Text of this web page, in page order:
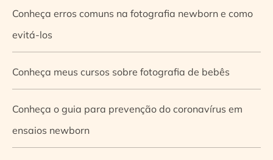
Conheça erros comuns na fotografia newborn e como
evitá-los
Conheça meus cursos sobre fotografia de bebês
Conheça o guia para prevenção do coronavírus em
ensaios newborn